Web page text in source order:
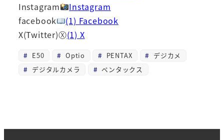
Instagram
Instagram
facebook
(1) Facebook
X(Twitter)Ⓧ(1) X
E50 Optio PENTAX
デジカメ
デジタルカメラ
ペンタックス